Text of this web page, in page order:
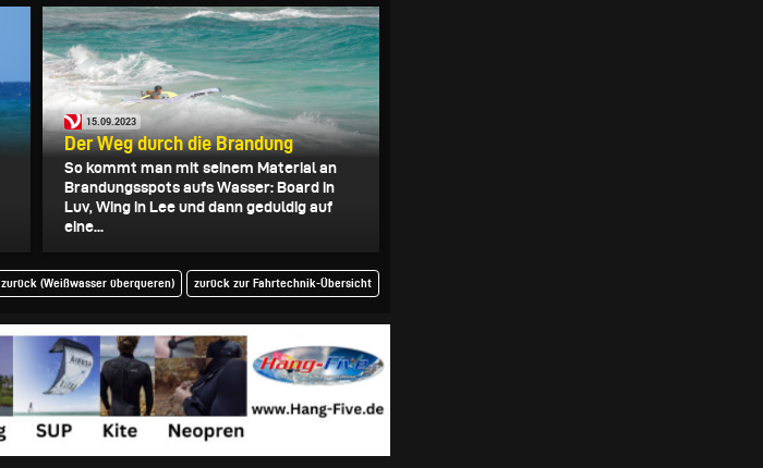
15.09.2023
Der Weg durch die Brandung
So kommt man mit seinem Material an
Brandungsspots aufs Wasser: Board in
Luv, Wing in Lee und dann geduldig auf
eine...
zurück (Weißwasser überqueren) zurück zur Fahrtechnik-Übersicht